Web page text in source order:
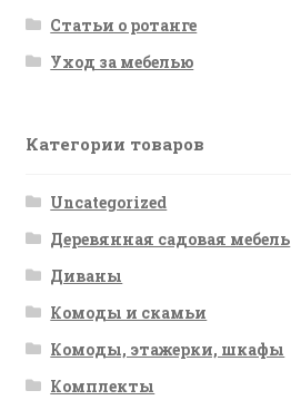
Статьи о ротанге
Уход за мебелью
Категории товаров
Uncategorized
Деревянная садовая мебель
Диваны
Комоды и скамьи
Комоды, этажерки, шкафы
Комплекты